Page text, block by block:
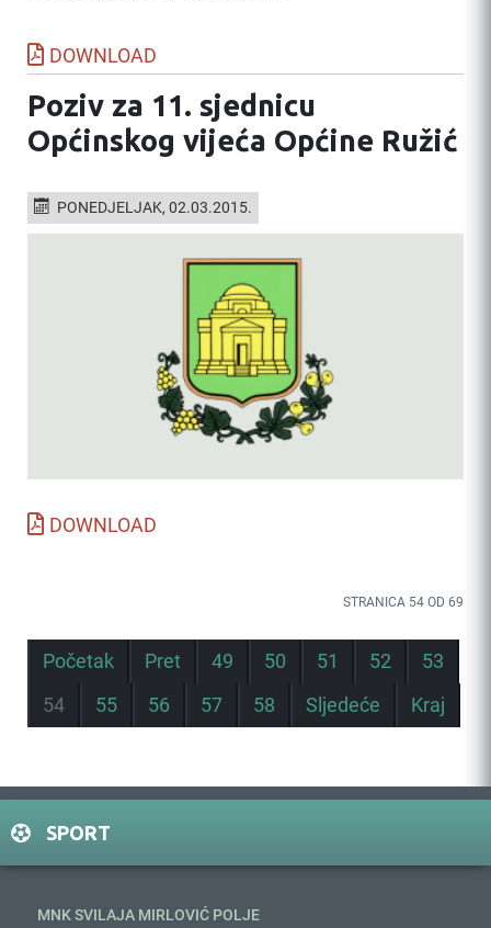
DOWNLOAD
Poziv za 11. sjednicu
Općinskog vijeća Općine Ružić
PONEDJELJAK, 02.03.2015.
DOWNLOAD
STRANICA 54 OD 69
Početak Pret 49 50 51 52
53
54
55 56 57 58 Sljedeće Kraj
SPORT
MNK SVILAJA MIRLOVIĆ POLJE